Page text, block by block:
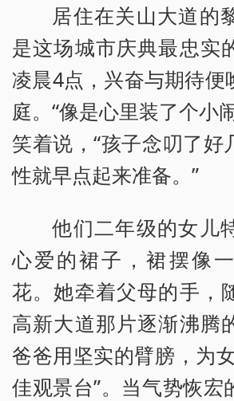
居住在关山大道的
是这场城市庆典最忠实
凌晨4点，兴奋与期待便
庭。“像是心里装了个小
笑着说，“孩子念叨了好
性就早点起来准备。”
他们二年级的女儿
心爱的裙子，裙摆像
花。她牵着父母的手，
高新大道那片逐渐沸腾
爸爸用坚实的臂膀，为
佳观景台”。当气势恢宏